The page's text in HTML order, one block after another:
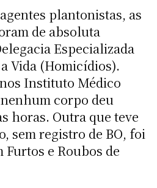
plantonistas, as
de absoluta
Especializada
Vida (Homicídios).
Instituto Médico
corpo deu
horas. Outra que teve
registro de BO, foi
Furtos e Roubos de